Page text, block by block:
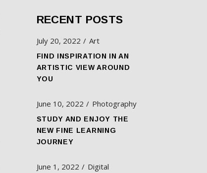
RECENT POSTS
July 20, 2022 Art
FIND INSPIRATION IN AN
ARTISTIC VIEW AROUND
YOU
June 10, 2022 Photography
STUDY AND ENJOY THE
NEW FINE LEARNING
JOURNEY
June 1, 2022 Digital